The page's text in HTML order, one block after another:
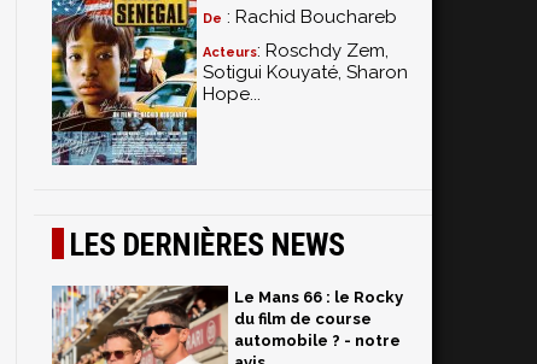
De : Rachid Bouchareb
Acteurs: Roschdy Zem,
Sotigui Kouyaté, Sharon
Hope...
LES DERNIÈRES NEWS
Le Mans 66 : le Rocky
du film de course
automobile ? - notre